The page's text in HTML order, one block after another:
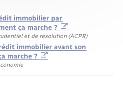
immobilier par
ça marche ?
et de résolution (ACPR)
immobilier avant son
marche ?